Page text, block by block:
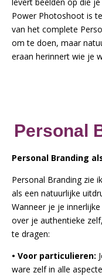
Power Photoshoot is
van het complete
om te doen, maar
eraan herinnert wie je
Personal
Personal Branding
Personal Branding zie
als een natuurlijke
Wanneer je je
over je authentieke
te dragen:
• Voor particulieren:
ware zelf in alle